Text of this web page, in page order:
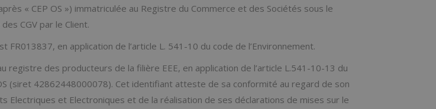
« CEP OS ») immatriculée au Registre du Commerce et des Sociétés sous le
CGV par le Client.
en application de l’article L. 541-10 du code de l’Environnement.
registre des producteurs de la filière EEE, en application de l’article L.541-10-13 du
(siret 42862448000078). Cet identifiant atteste de sa conformité au regard de son
Electriques et Electroniques et de la réalisation de ses déclarations de mises sur le